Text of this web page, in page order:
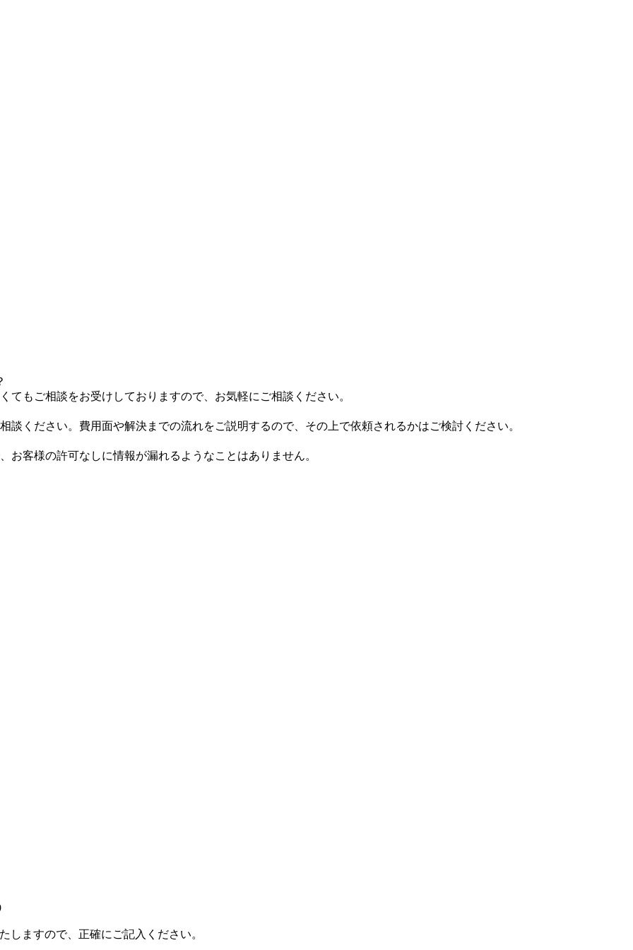
もご相談をお受けしておりますので、お気軽にご相談ください。
談ください。費用面や解決までの流れをご説明するので、その上で依頼されるかはご検討ください。
客様の許可なしに情報が漏れるようなことはありません。
しますので、正確にご記入ください。